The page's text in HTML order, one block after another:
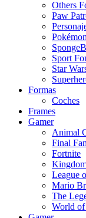
Others
Paw
Sport
Star
Formas
Coches
Frames
Gamer
Animal
Final
Fortnite
League
Mario
The
World